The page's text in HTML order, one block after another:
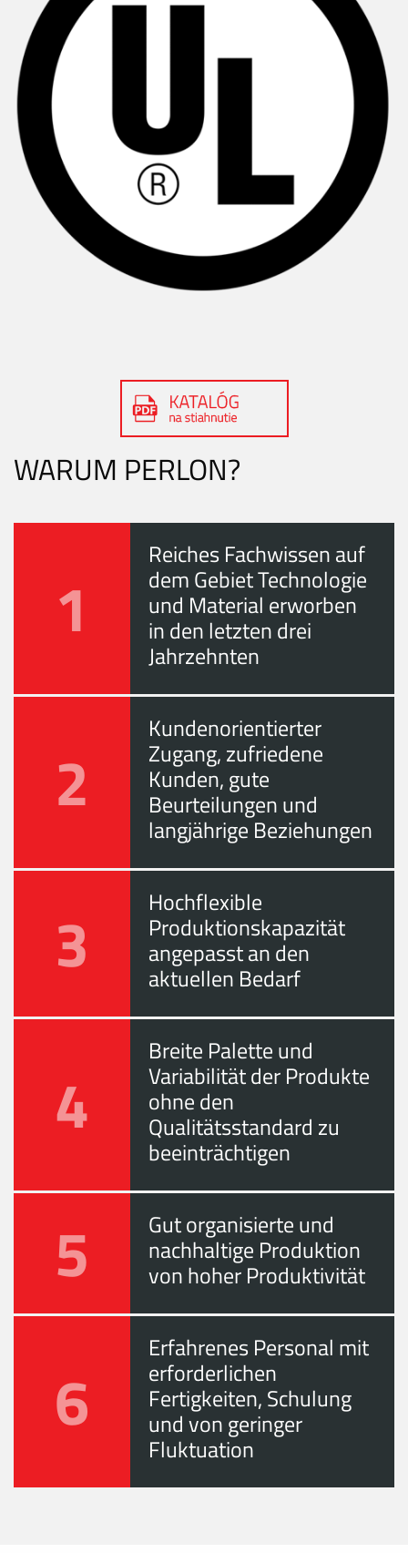
WARUM PERLON?
1
Reiches Fachwissen auf
dem Gebiet Technologie
und Material erworben
in den letzten drei
Jahrzehnten
2
Kundenorientierter
Zugang, zufriedene
Kunden, gute
Beurteilungen und
langjährige Beziehungen
3 Hochflexible
Produktionskapazität
angepasst an den
aktuellen Bedarf
4
Breite Palette und
Variabilität der Produkte
ohne den
Qualitätsstandard zu
beeinträchtigen
5 Gut organisierte und
nachhaltige Produktion
von hoher Produktivität
6
Erfahrenes Personal mit
erforderlichen
Fertigkeiten, Schulung
und von geringer
Fluktuation